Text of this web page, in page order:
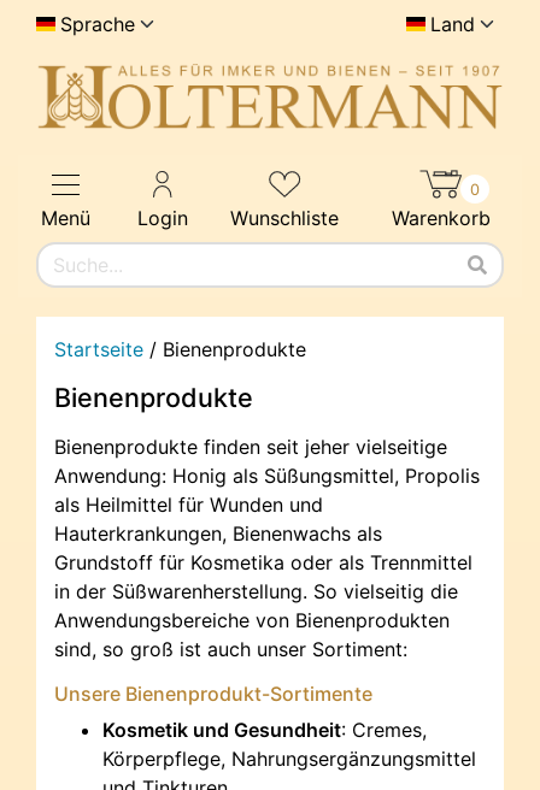
Sprache Land
Menü Login Wunschliste Warenkorb
0
Startseite / Bienenprodukte
Bienenprodukte
Bienenprodukte finden seit jeher vielseitige
Anwendung: Honig als Süßungsmittel, Propolis
als Heilmittel für Wunden und
Hauterkrankungen, Bienenwachs als
Grundstoff für Kosmetika oder als Trennmittel
in der Süßwarenherstellung. So vielseitig die
Anwendungsbereiche von Bienenprodukten
sind, so groß ist auch unser Sortiment:
Unsere Bienenprodukt-Sortimente
Kosmetik und Gesundheit: Cremes,
Körperpflege, Nahrungsergänzungsmittel